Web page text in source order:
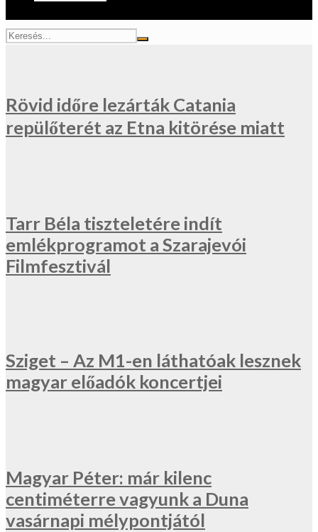
Rövid időre lezárták Catania
repülőterét az Etna kitörése miatt
Tarr Béla tiszteletére indít
emlékprogramot a Szarajevói
Filmfesztivál
Sziget – Az M1-en láthatóak lesznek
magyar előadók koncertjei
Magyar Péter: már kilenc
centiméterre vagyunk a Duna
vasárnapi mélypontjától